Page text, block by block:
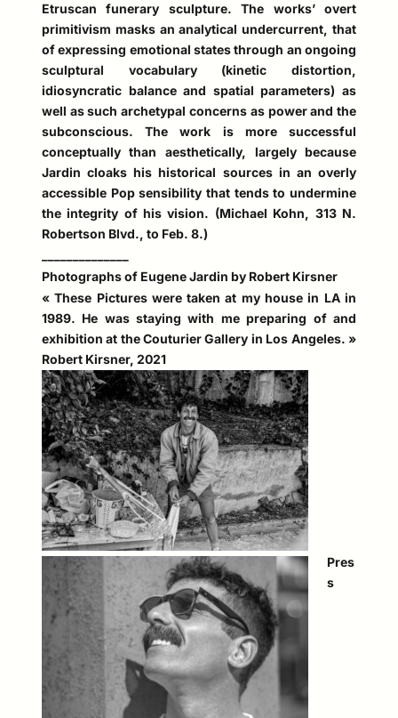
Etruscan funerary sculpture. The works’ overt
primitivism masks an analytical undercurrent, that
of expressing emotional states through an ongoing
sculptural vocabulary (kinetic distortion,
idiosyncratic balance and spatial parameters) as
well as such archetypal concerns as power and the
subconscious. The work is more successful
conceptually than aesthetically, largely because
Jardin cloaks his historical sources in an overly
accessible Pop sensibility that tends to undermine
the integrity of his vision. (Michael Kohn, 313 N.
Robertson Blvd., to Feb. 8.)
Photographs of Eugene Jardin by Robert Kirsner
« These Pictures were taken at my house in LA in
1989. He was staying with me preparing of and
exhibition at the Couturier Gallery in Los Angeles. »
Robert Kirsner, 2021
Pres
s